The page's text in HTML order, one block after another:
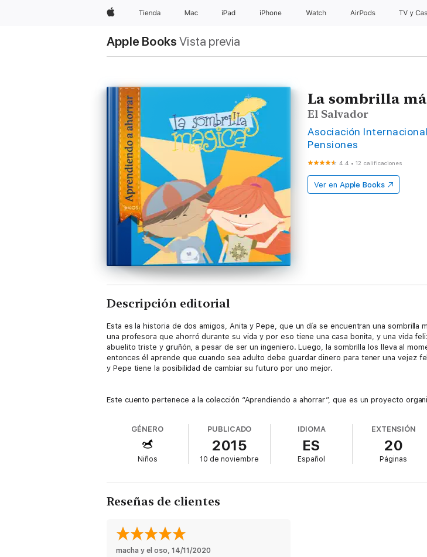
AppleTienda Mac iPad iPhone Watch AirPods TV &
Apple Books Vista previa
La sombrilla
El Salvador
Asociación
Pensiones
4.4 •12 calificaciones
Ver en Apple Books
Descripción editorial
Esta es la historia de dos amigos, Anita y Pepe, que un día se encuentran una
una profesora que ahorró durante su vida y por eso tiene una casa bonita, y una vida
abuelito triste y gruñón, a pesar de ser un ingeniero. Luego, la sombrilla los lleva al
entonces él aprende que cuando sea adulto debe guardar dinero para tener una vejez
y Pepe tiene la posibilidad de cambiar su futuro por uno mejor.
Este cuento pertenece a la colección “Aprendiendo a ahorrar”, que es un proyecto
pero también a cuidarlo, para no quedarse sin nada para cuando se pueda necesitar.
GÉNERO
Niños
PUBLICADO
2015
10 de noviembre
IDIOMA
ES
Español
EXTENSIÓN
20
Páginas
Reseñas de clientes
macha y el oso, 14/11/2020